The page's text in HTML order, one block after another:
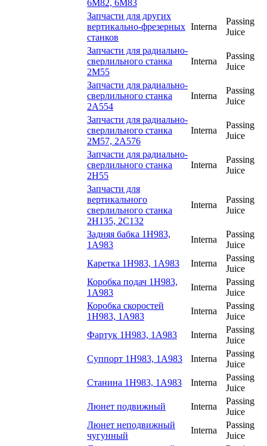
6М82, 6М83
Запчасти для других
вертикально-фрезерных
станков
Interna
Passing
Juice
Запчасти для радиально-
сверлильного станка
2М55
Interna
Passing
Juice
Запчасти для радиально-
сверлильного станка
2А554
Interna
Passing
Juice
Запчасти для радиально-
сверлильного станка
2М57, 2А576
Interna
Passing
Juice
Запчасти для радиально-
сверлильного станка
2Н55
Interna
Passing
Juice
Запчасти для
вертикального
сверлильного станка
2Н135, 2С132
Interna
Passing
Juice
Задняя бабка 1Н983,
1А983
Interna
Passing
Juice
Каретка 1Н983, 1А983
Interna
Passing
Juice
Коробка подач 1Н983,
1А983
Interna
Passing
Juice
Коробка скоростей
1Н983, 1А983
Interna
Passing
Juice
Фартук 1Н983, 1А983
Interna
Passing
Juice
Суппорт 1Н983, 1А983
Interna
Passing
Juice
Станина 1Н983, 1А983
Interna
Passing
Juice
Люнет подвижный
Interna
Passing
Juice
Люнет неподвижный
чугунный
Interna
Passing
Juice